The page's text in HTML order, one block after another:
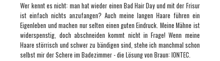
Wer kennt es nicht: man hat wieder einen Bad Hair Day und mit der Frisur
ist einfach nichts anzufangen? Auch meine langen Haare führen ein
Eigenleben und machen nur selten einen guten Eindruck. Meine Mähne ist
widerspenstig, doch abschneiden kommt nicht in Frage! Wenn meine
Haarestörrisch und schwer zu bändigen sind, stehe ich manchmal schon
selbst mir der Schere im Badezimmer - die Lösung von Braun: IONTEC.